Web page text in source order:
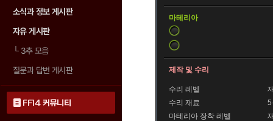
소식과 정보 게시판
자유 게시판
└3추 모음
질문과 답변 게시판
FF14 커뮤니티
마테리아
제작 및 수리
수리 레벨
수리 재료
5
마테리아 장착 레벨